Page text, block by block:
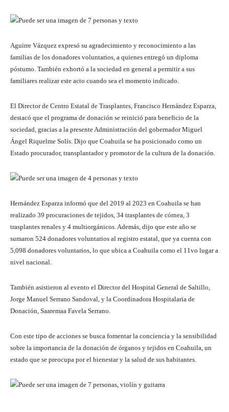
Aguirre Vázquez expresó su agradecimiento y reconocimiento a las
familias de los donadores voluntarios, a quienes entregó un diploma
póstumo. También exhortó a la sociedad en general a permitir a sus
familiares realizar este acto cuando sea el momento indicado.
El Director de Centro Estatal de Trasplantes, Francisco Hernández Esparza,
destacó que el programa de donación se reinició para beneficio de la
sociedad, gracias a la presente Administración del gobernador Miguel
Ángel Riquelme Solís. Dijo que Coahuila se ha posicionado como un
Estado procurador, transplantador y promotor de la cultura de la donación.
Hernández Esparza informó que del 2019 al 2023 en Coahuila se han
realizado 39 procuraciones de tejidos, 34 trasplantes de córnea, 3
trasplantes renales y 4 multiorgánicos. Además, dijo que este año se
sumaron 524 donadores voluntarios al registro estatal, que ya cuenta con
5,098 donadores voluntarios, lo que ubica a Coahuila como el 11vo lugar a
nivel nacional.
También asistieron al evento el Director del Hospital General de Saltillo,
Jorge Manuel Serrano Sandoval, y la Coordinadora Hospitalaria de
Donación, Saaremaa Favela Serrano.
Con este tipo de acciones se busca fomentar la conciencia y la sensibilidad
sobre la importancia de la donación de órganos y tejidos en Coahuila, un
estado que se preocupa por el bienestar y la salud de sus habitantes.